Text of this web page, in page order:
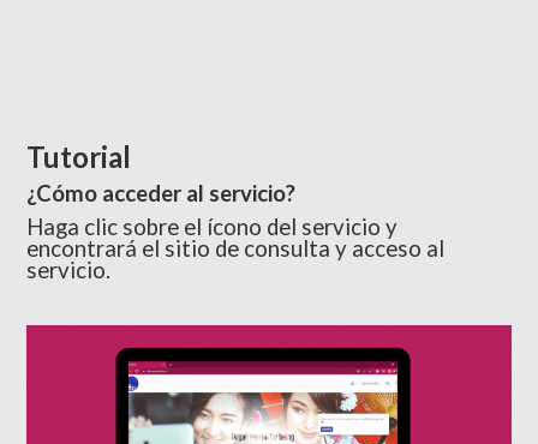
Tutorial
¿Cómo acceder al servicio?
Haga clic sobre el ícono del servicio y
encontrará el sitio de consulta y acceso al
servicio.